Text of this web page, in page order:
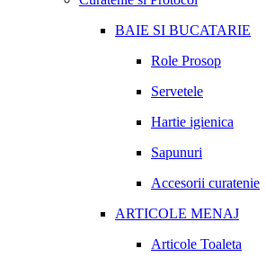
BAIE SI BUCATARIE
Role Prosop
Servetele
Hartie igienica
Sapunuri
Accesorii curatenie
ARTICOLE MENAJ
Articole Toaleta